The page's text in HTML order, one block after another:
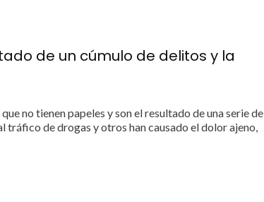
de un cúmulo de delitos y la
no tienen papeles y son el resultado de una serie de
tráfico de drogas y otros han causado el dolor ajeno,